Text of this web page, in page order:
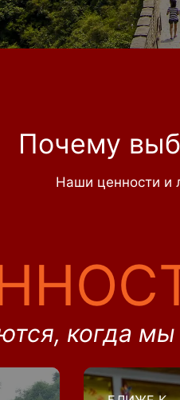
Почему
Наши ценности и
когда